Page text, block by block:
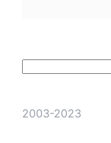
2003-2023